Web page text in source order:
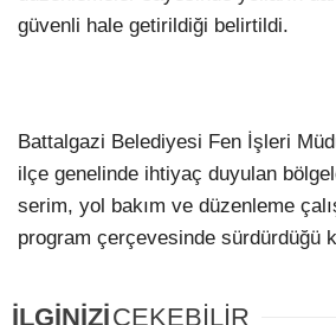
güvenli hale getirildiği belirtildi.
Battalgazi Belediyesi Fen İşleri
ilçe genelinde ihtiyaç duyulan
serim, yol bakım ve düzenleme
program çerçevesinde sürdürdüğü
İLGİNİZİÇEKEBİLİR